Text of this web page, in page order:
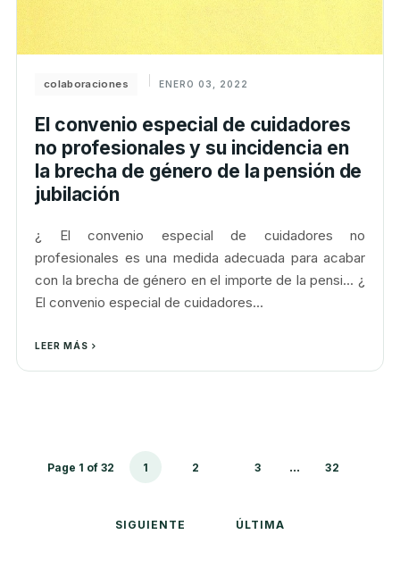
colaboraciones ENERO 03, 2022
El convenio especial de cuidadores
no profesionales y su incidencia en
la brecha de género de la pensión de
jubilación
¿ El convenio especial de cuidadores no
profesionales es una medida adecuada para acabar
con la brecha de género en el importe de la pensi... ¿
El convenio especial de cuidadores...
LEER MÁS
Page 1 of 32 1 2 3 ... 32
SIGUIENTE ÚLTIMA